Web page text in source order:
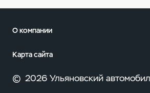
О компании
Карта сайта
© 2026 Ульяновский